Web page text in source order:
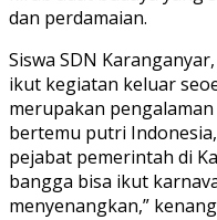
dan perdamaian.
Siswa SDN
ikut kegiatan keluar
merupakan
bertemu putri
pejabat pemerintah di
bangga bisa ikut
menyenangkan,”